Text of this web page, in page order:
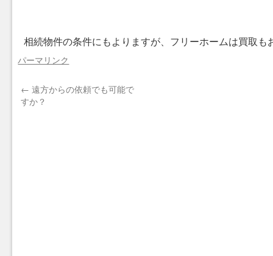
相続物件の条件にもよりますが、フリーホームは買取
パーマリンク
← 遠方からの依頼でも可能で
すか？